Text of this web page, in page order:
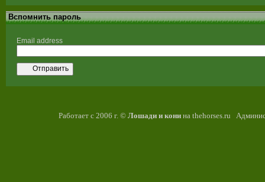
Вспомнить пароль
Email address
Отправить
Работает с 2006 г. © Лошади и конина thehorses.ru